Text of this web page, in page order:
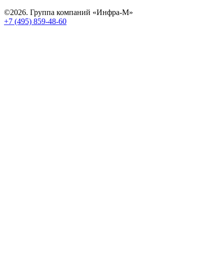
©2026. Группа компаний «Инфра-М»
+7 (495) 859-48-60